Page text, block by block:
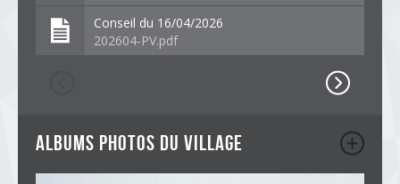
Conseil du 16/04/2026
202604-PV.pdf
albums photos du village